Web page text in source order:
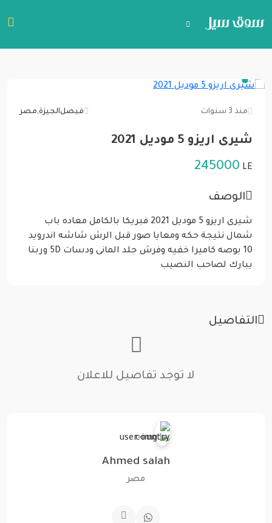
منذ 3 سنوات فيصلالجيزة,مصر
شيرى اريزو 5 موديل 2021
245000 LE
الوصف
شيرى اريزو 5 موديل 2021 فبريكا بالكامل معاده باب
شمال نتيجة حكه ومعايا صور قبل الرش شاشه اندرويد
10 بوصه كاميرا خفيه وفرش جلد المانى ودسات 5D وربنا
يبارك لصاحب النصيب
التفاصيل
لا توجد تفاصيل للاعلان
Ahmed salah
مصر